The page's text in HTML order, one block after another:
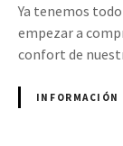
Ya tenemos
empezar a
confort de
INFORMACIÓN